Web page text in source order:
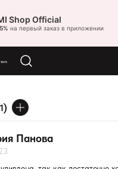
Shop Official
на первый заказ в приложении
Дону
86-95
доставка
ОТЗЫВ
Панова